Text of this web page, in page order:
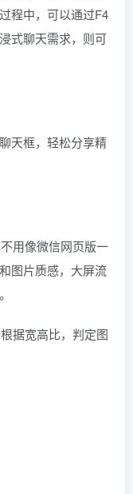
程中，可以通过F4
式聊天需求，则可
天框，轻松分享精
用像微信网页版一
图片质感，大屏流
据宽高比，判定图